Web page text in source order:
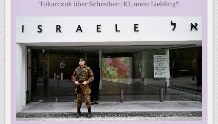
Tokarczuk über Schreiben: KI, mein Liebling?